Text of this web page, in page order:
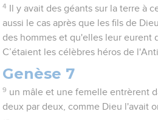
4
Il y avait des géants sur la terre à
aussi le cas après que les fils de
des hommes et qu'elles leur eurent
C’étaient les célèbres héros de
Genèse 7
9 un mâle et une femelle entrèrent
deux par deux, comme Dieu l'avait